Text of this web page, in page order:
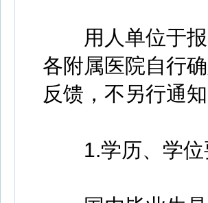
用人单位于报
各附属医院自行
反馈，不另行通知
1.学历、学位